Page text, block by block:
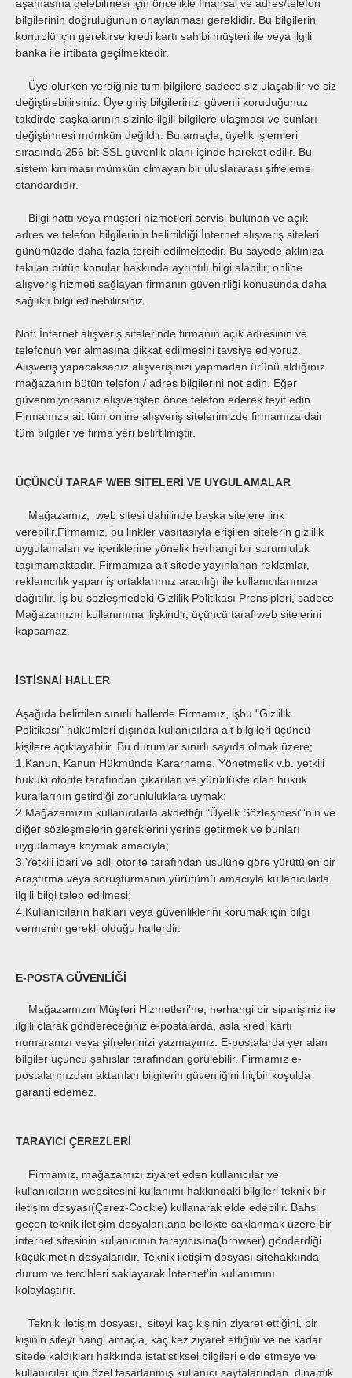
aşamasına gelebilmesi için öncelikle finansal ve adres/telefon
bilgilerinin doğruluğunun onaylanması gereklidir. Bu bilgilerin
kontrolü için gerekirse kredi kartı sahibi müşteri ile veya ilgili
banka ile irtibata geçilmektedir.
Üye olurken verdiğiniz tüm bilgilere sadece siz ulaşabilir ve siz
değiştirebilirsiniz. Üye giriş bilgilerinizi güvenli koruduğunuz
takdirde başkalarının sizinle ilgili bilgilere ulaşması ve bunları
değiştirmesi mümkün değildir. Bu amaçla, üyelik işlemleri
sırasında 256 bit SSL güvenlik alanı içinde hareket edilir. Bu
sistem kırılması mümkün olmayan bir uluslararası şifreleme
standardıdır.
Bilgi hattı veya müşteri hizmetleri servisi bulunan ve açık
adres ve telefon bilgilerinin belirtildiği İnternet alışveriş siteleri
günümüzde daha fazla tercih edilmektedir. Bu sayede aklınıza
takılan bütün konular hakkında ayrıntılı bilgi alabilir, online
alışveriş hizmeti sağlayan firmanın güvenirliği konusunda daha
sağlıklı bilgi edinebilirsiniz.
Not: İnternet alışveriş sitelerinde firmanın açık adresinin ve
telefonun yer almasına dikkat edilmesini tavsiye ediyoruz.
Alışveriş yapacaksanız alışverişinizi yapmadan ürünü aldığınız
mağazanın bütün telefon / adres bilgilerini not edin. Eğer
güvenmiyorsanız alışverişten önce telefon ederek teyit edin.
Firmamıza ait tüm online alışveriş sitelerimizde firmamıza dair
tüm bilgiler ve firma yeri belirtilmiştir.
ÜÇÜNCÜ TARAF WEB SİTELERİ VE UYGULAMALAR
Mağazamız, web sitesi dahilinde başka sitelere link
verebilir.Firmamız, bu linkler vasıtasıyla erişilen sitelerin gizlilik
uygulamaları ve içeriklerine yönelik herhangi bir sorumluluk
taşımamaktadır. Firmamıza ait sitede yayınlanan reklamlar,
reklamcılık yapan iş ortaklarımız aracılığı ile kullanıcılarımıza
dağıtılır. İş bu sözleşmedeki Gizlilik Politikası Prensipleri, sadece
Mağazamızın kullanımına ilişkindir, üçüncü taraf web sitelerini
kapsamaz.
İSTİSNAİ HALLER
Aşağıda belirtilen sınırlı hallerde Firmamız, işbu "Gizlilik
Politikası" hükümleri dışında kullanıcılara ait bilgileri üçüncü
kişilere açıklayabilir. Bu durumlar sınırlı sayıda olmak üzere;
1.Kanun, Kanun Hükmünde Kararname, Yönetmelik v.b. yetkili
hukuki otorite tarafından çıkarılan ve yürürlükte olan hukuk
kurallarının getirdiği zorunluluklara uymak;
2.Mağazamızın kullanıcılarla akdettiği "Üyelik Sözleşmesi"'nin ve
diğer sözleşmelerin gereklerini yerine getirmek ve bunları
uygulamaya koymak amacıyla;
3.Yetkili idari ve adli otorite tarafından usulüne göre yürütülen bir
araştırma veya soruşturmanın yürütümü amacıyla kullanıcılarla
ilgili bilgi talep edilmesi;
4.Kullanıcıların hakları veya güvenliklerini korumak için bilgi
vermenin gerekli olduğu hallerdir.
E-POSTA GÜVENLİĞİ
Mağazamızın Müşteri Hizmetleri’ne, herhangi bir siparişiniz ile
ilgili olarak göndereceğiniz e-postalarda, asla kredi kartı
numaranızı veya şifrelerinizi yazmayınız. E-postalarda yer alan
bilgiler üçüncü şahıslar tarafından görülebilir. Firmamız e-
postalarınızdan aktarılan bilgilerin güvenliğini hiçbir koşulda
garanti edemez.
TARAYICI ÇEREZLERİ
Firmamız, mağazamızı ziyaret eden kullanıcılar ve
kullanıcıların websitesini kullanımı hakkındaki bilgileri teknik bir
iletişim dosyası(Çerez-Cookie) kullanarak elde edebilir. Bahsi
geçen teknik iletişim dosyaları,ana bellekte saklanmak üzere bir
internet sitesinin kullanıcının tarayıcısına(browser) gönderdiği
küçük metin dosyalarıdır. Teknik iletişim dosyası sitehakkında
durum ve tercihleri saklayarak İnternet'in kullanımını
kolaylaştırır.
Teknik iletişim dosyası, siteyi kaç kişinin ziyaret ettiğini, bir
kişinin siteyi hangi amaçla, kaç kez ziyaret ettiğini ve ne kadar
sitede kaldıkları hakkında istatistiksel bilgileri elde etmeye ve
kullanıcılar için özel tasarlanmış kullanıcı sayfalarından dinamik